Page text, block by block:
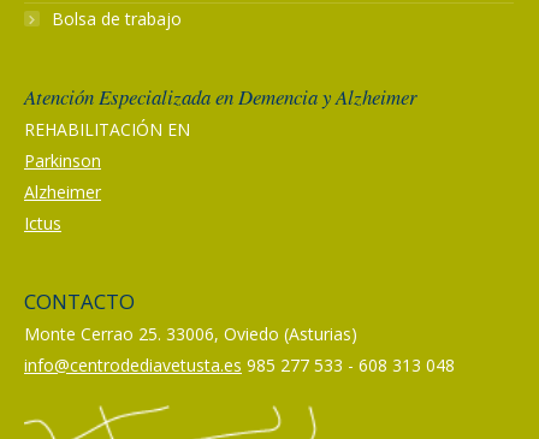
Bolsa de trabajo
Atención Especializada en Demencia y Alzheimer
REHABILITACIÓN EN
Parkinson
Alzheimer
Ictus
CONTACTO
Monte Cerrao 25. 33006, Oviedo (Asturias)
info@centrodediavetusta.es 985 277 533 - 608 313 048